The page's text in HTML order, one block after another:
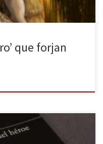
que forjan